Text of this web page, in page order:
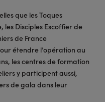
que les Toques
les Disciples Escoffier de
de France
étendre l’opération au
les centres de formation
y participent aussi,
de gala dans leur